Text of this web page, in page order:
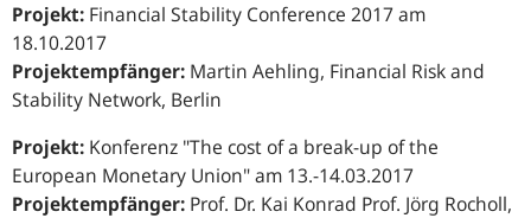
Projekt: Financial Stability Conference 2017 am
18.10.2017
Projektempfänger: Martin Aehling, Financial Risk and
Stability Network, Berlin
Projekt: Konferenz "The cost of a break-up of the
European Monetary Union" am 13.-14.03.2017
Projektempfänger: Prof. Dr. Kai Konrad Prof. Jörg Rocholl,